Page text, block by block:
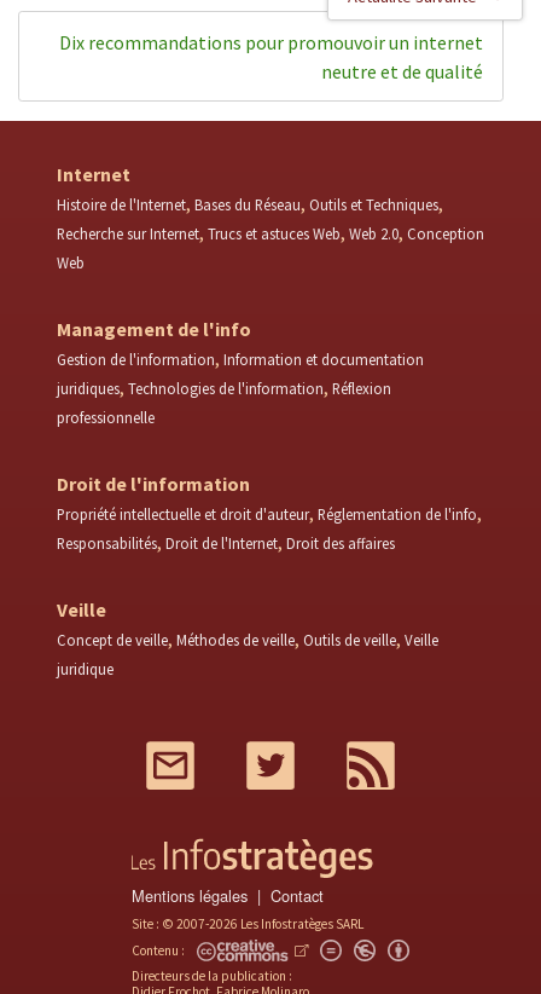
Dix recommandations pour promouvoir un internet
neutre et de qualité
Internet
Histoire de l'Internet Bases du Réseau Outils et Techniques
Recherche sur Internet Trucs et astuces Web Web 2.0 Conception
Web
Management de l'info
Gestion de l'information Information et documentation
juridiques Technologies de l'information Réflexion
professionnelle
Droit de l'information
Propriété intellectuelle et droit d'auteur Réglementation de l'info
Responsabilités Droit de l'Internet Droit des affaires
Veille
Concept de veille Méthodes de veille Outils de veille Veille
juridique
Twitter
Mentions légales Contact
Site : © 2007-2026 Les Infostratèges SARL
Contenu :
Directeurs de la publication :